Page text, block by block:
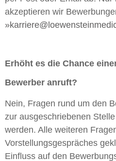
akzeptieren wir
Erhöht es die Chance
Bewerber anruft?
Nein, Fragen rund um den
zur ausgeschriebenen
werden. Alle weiteren
Vorstellungsgespräches
Einfluss auf den